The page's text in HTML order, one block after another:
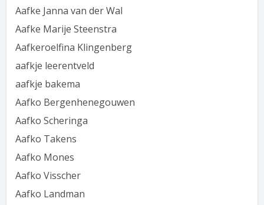
Aafke Janna van der Wal
Aafke Marije Steenstra
Aafkeroelfina Klingenberg
aafkje leerentveld
aafkje bakema
Aafko Bergenhenegouwen
Aafko Scheringa
Aafko Takens
Aafko Mones
Aafko Visscher
Aafko Landman